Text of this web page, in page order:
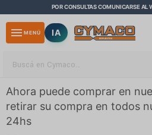
POR CONSULTAS COMUNICARSE
menu MENÚ IA
Ahora puede comprar en
retirar su compra en todos
24hs
close